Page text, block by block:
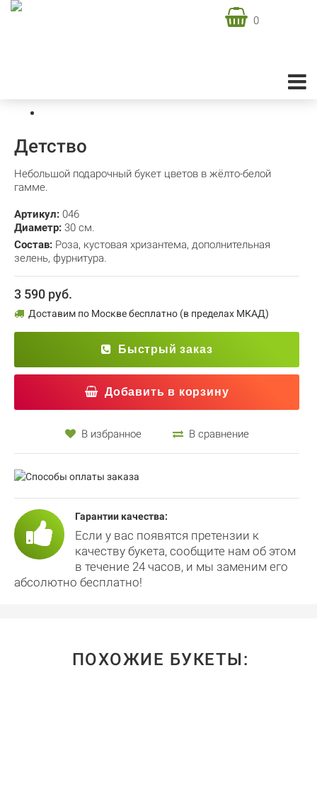
0
Детство
Небольшой подарочный букет цветов в жёлто-белой
гамме.
Артикул: 046
Диаметр: 30 см.
Состав: Роза, кустовая хризантема, дополнительная
зелень, фурнитура.
3 590 руб.
Доставим по Москве бесплатно (в пределах МКАД)
Быстрый заказ
Добавить в корзину
В избранное В сравнение
Гарантии качества:
Если у вас появятся претензии к
качеству букета, сообщите нам об этом
в течение 24 часов, и мы заменим его
абсолютно бесплатно!
ПОХОЖИЕ БУКЕТЫ: